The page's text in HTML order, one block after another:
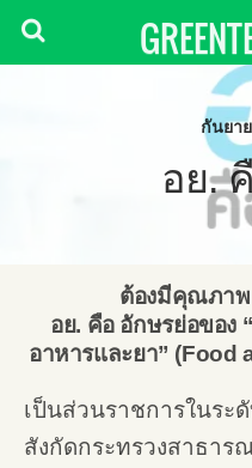
กันยา
อย.
ต้องมีคุณภาพ
อย. คือ อักษรย่อของ
อาหารและยา” (Food
เป็นส่วนราชการในระ
สังกัดกระทรวงสาธา